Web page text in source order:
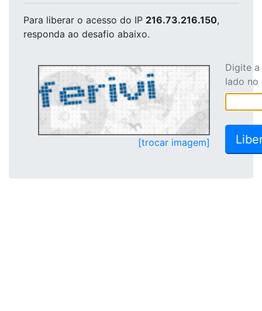
Para liberar o acesso do IP 216.73.216.150,
responda ao desafio abaixo.
[trocar imagem]
Digite
lado no